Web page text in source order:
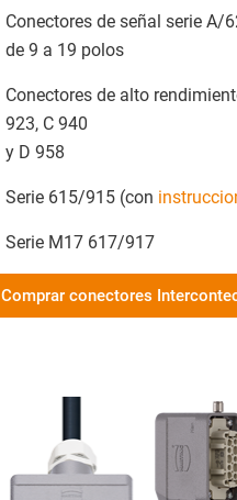
Conectores de señal serie A/
de 9 a 19 polos
Conectores de alto
923, C 940
y D 958
Serie 615/915 (con
Serie M17 617/917
Comprar conectores